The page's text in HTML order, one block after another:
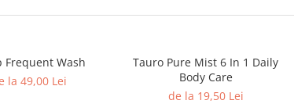
Frequent Wash
la 49,00 Lei
Tauro Pure Mist 6 In 1 Daily
Body Care
de la 19,50 Lei